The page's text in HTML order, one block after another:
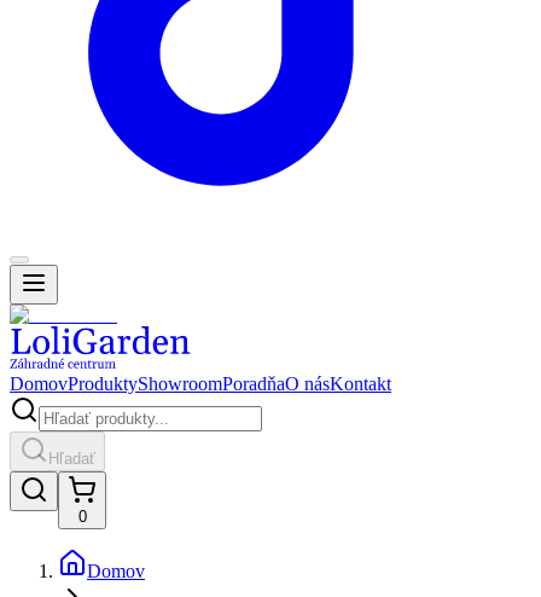
DomovProduktyShowroomPoradňaO násKontakt
Hľadať
0
Domov